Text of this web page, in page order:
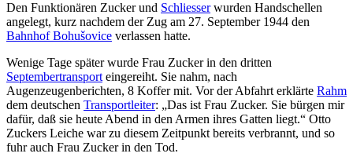
Den Funktionären Zucker und Schliesserwurden Handschellen
angelegt, kurz nachdem der Zug am 27. September 1944 den
Bahnhof Bohušovice verlassen hatte.
Wenige Tage später wurde Frau Zucker in den dritten
Septembertransporteingereiht. Sie nahm, nach
Augenzeugenberichten, 8 Koffer mit. Vor der Abfahrt erklärte Rahm
dem deutschen Transportleiter: „Das ist Frau Zucker. Sie bürgen mir
dafür, daß sie heute Abend in den Armen ihres Gatten liegt.“ Otto
Zuckers Leiche war zu diesem Zeitpunkt bereits verbrannt, und so
fuhr auch Frau Zucker in den Tod.